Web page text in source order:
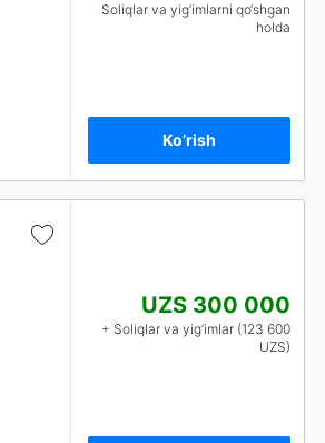
Soliqlar va yig‘imlarni qo‘shgan
holda
Ko’rish
UZS 300 000
+ Soliqlar va yig‘imlar (123 600
UZS)